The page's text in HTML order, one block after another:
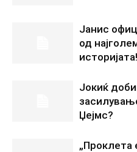
Јанис
од
историјата!
Јокиќ
Џејмс?
„Проклета